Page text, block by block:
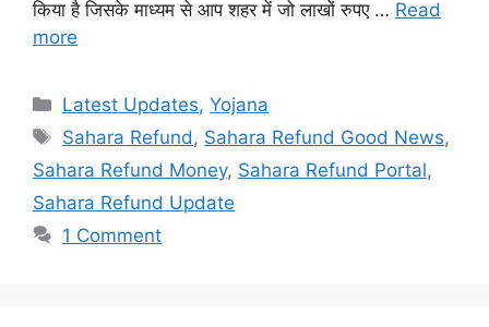
किया है जिसके माध्यम से आप शहर में जो लाखों रुपए … Read
more
Categories
Latest Updates,Yojana
Tags
Sahara Refund , Sahara Refund Good News,
Sahara Refund Money, Sahara Refund Portal,
Sahara Refund Update
1 Comment